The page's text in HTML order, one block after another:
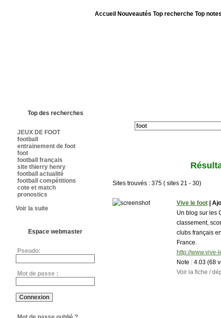
Accueil Nouveautés Top recherche Top
Top des recherches
JEUX DE FOOT
football
entrainement de foot
foot
football français
site thierry henry
football actualité
football compétitions
cote et match
pronostics
Voir la suite
Espace webmaster
Pseudo:
Mot de passe :
Sites trouvés : 375 ( sites 21 - 30)
Vive le foot|
Un blog sur les
classement,
clubs français
France.
http://www.vive-
Note : 4.03 (68
Voir la fiche /